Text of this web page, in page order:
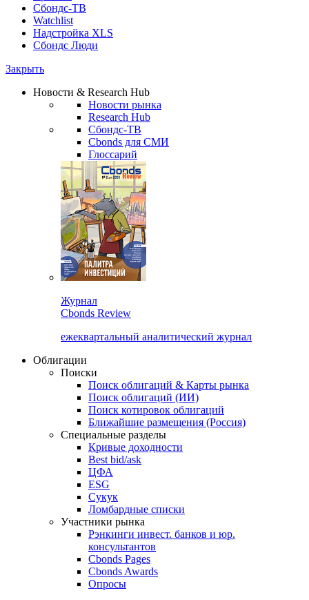
Сбондс-ТВ
Watchlist
Надстройка XLS
Сбондс Люди
Закрыть
Новости & Research Hub
Новости рынка
Research Hub
Сбондс-ТВ
Cbonds для СМИ
Глоссарий
Журнал
Cbonds Review
ежеквартальный аналитический журнал
Облигации
Поиски
Поиск облигаций & Карты рынка
Поиск облигаций (ИИ)
Поиск котировок облигаций
Ближайшие размещения (Россия)
Специальные разделы
Кривые доходности
Best bid/ask
ЦФА
ESG
Сукук
Ломбардные списки
Участники рынка
Рэнкинги инвест. банков и юр.
консультантов
Cbonds Pages
Cbonds Awards
Опросы